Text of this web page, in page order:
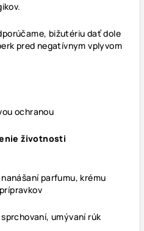
bižutériu dať dole
pred negatívnym vplyvom
ochranou
životnosti
parfumu, krému
umývaní rúk